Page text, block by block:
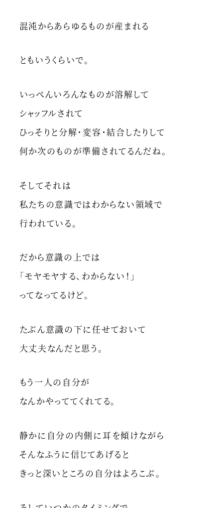
混沌からあらゆるものが産まれる
ともいうくらいで。
いっぺんいろんなものが溶解して
シャッフルされて
ひっそりと分解・変容・結合したりして
何か次のものが準備されてるんだね。
そしてそれは
私たちの意識ではわからない領域で
行われている。
だから意識の上では
「モヤモヤする、わからない！」
ってなってるけど。
たぶん意識の下に任せておいて
大丈夫なんだと思う。
もう一人の自分が
なんかやっててくれてる。
静かに自分の内側に耳を傾けながら
そんなふうに信じてあげると
きっと深いところの自分はよろこぶ。